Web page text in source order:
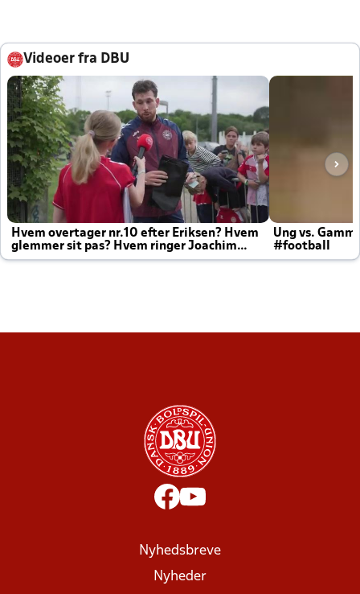
Videoer fra DBU
Hvem overtager nr.10 efter Eriksen? Hvem
glemmer sit pas? Hvem ringer Joachim
altid til efter kampe?
Ung vs.
#football
Nyhedsbreve
Nyheder